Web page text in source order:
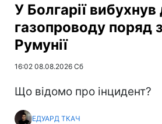
У Болгарії вибухнув
газопроводу поряд
Румунії
16:02 08.08.2026 Сб
Що відомо про інцидент?
ЕДУАРД ТКАЧ